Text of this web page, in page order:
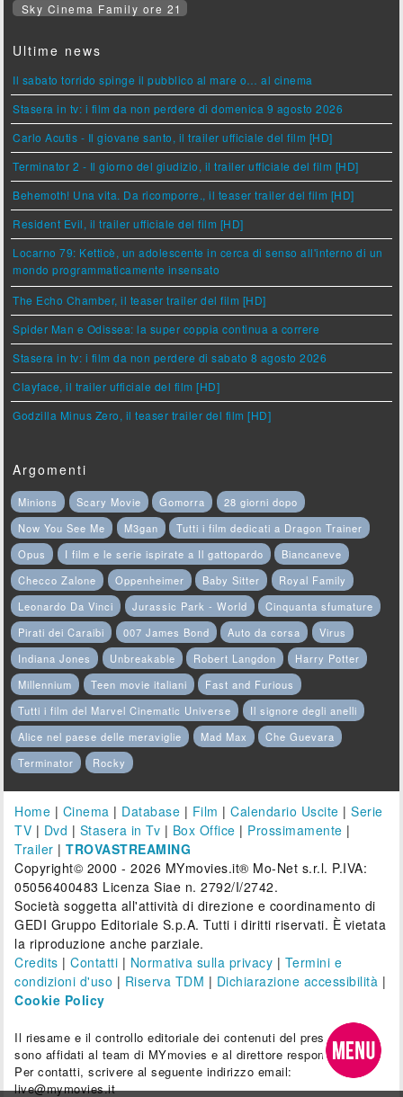
Sky Cinema Family ore 21
Ultime news
Il sabato torrido spinge il pubblico al mare o… al cinema
Stasera in tv: i film da non perdere di domenica 9 agosto 2026
Carlo Acutis - Il giovane santo, il trailer ufficiale del film [HD]
Terminator 2 - Il giorno del giudizio, il trailer ufficiale del film [HD]
Behemoth! Una vita. Da ricomporre., il teaser trailer del film [HD]
Resident Evil, il trailer ufficiale del film [HD]
Locarno 79: Ketticè, un adolescente in cerca di senso all'interno di un
mondo programmaticamente insensato
The Echo Chamber, il teaser trailer del film [HD]
Spider Man e Odissea: la super coppia continua a correre
Stasera in tv: i film da non perdere di sabato 8 agosto 2026
Clayface, il trailer ufficiale del film [HD]
Godzilla Minus Zero, il teaser trailer del film [HD]
Argomenti
Minions Scary Movie Gomorra
28 giorni dopo
Now You See Me
M3gan
Tutti i film dedicati a Dragon Trainer
Opus
I film e le serie ispirate a Il gattopardo
Biancaneve
Checco Zalone
Oppenheimer Baby Sitter
Royal Family
Leonardo Da Vinci
Jurassic Park - World
Cinquanta sfumature
Pirati dei Caraibi
007 James Bond Auto da corsa
Virus
Indiana Jones
Unbreakable Robert Langdon
Harry Potter
Millennium
Teen movie italiani
Fast and Furious
Tutti i film del Marvel Cinematic Universe
Il signore degli anelli
Alice nel paese delle meraviglie
Mad Max
Che Guevara
Terminator
Rocky
Home | Cinema | Database | Film |Calendario Uscite |Serie
TV | Dvd | Stasera in Tv | Box Office | Prossimamente |
Trailer |TROVASTREAMING
Copyright© 2000 - 2026 MYmovies.it® Mo-Net s.r.l. P.IVA:
05056400483 Licenza Siae n. 2792/I/2742.
Società soggetta all'attività di direzione e coordinamento di
GEDI Gruppo Editoriale S.p.A. Tutti i diritti riservati. È vietata
la riproduzione anche parziale.
Credits |Contatti | Normativa sulla privacy | Termini e
condizioni d'uso | Riserva TDM | Dichiarazione accessibilità |
Cookie Policy
Il riesame e il controllo editoriale dei contenuti del presente sito
sono affidati al team di MYmovies e al direttore responsabile.
Per contatti, scrivere al seguente indirizzo email:
live@mymovies.it